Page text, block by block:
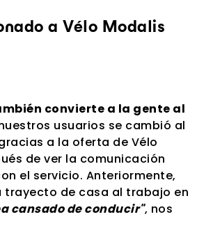
a Vélo Modalis
convierte a la gente al
usuarios se cambió al
a la oferta de Vélo
de ver la comunicación
el servicio. Anteriormente,
trayecto de casa al trabajo en
cansado de conducir", nos